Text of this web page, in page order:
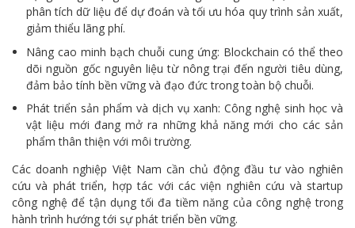
phân tích dữ liệu để dự đoán và tối ưu hóa quy trình sản xuất,
giảm thiểu lãng phí.
Nâng cao minh bạch chuỗi cung ứng: Blockchain có thể theo
dõi nguồn gốc nguyên liệu từ nông trại đến người tiêu dùng,
đảm bảo tính bền vững và đạo đức trong toàn bộ chuỗi.
Phát triển sản phẩm và dịch vụ xanh: Công nghệ sinh học và
vật liệu mới đang mở ra những khả năng mới cho các sản
phẩm thân thiện với môi trường.
Các doanh nghiệp Việt Nam cần chủ động đầu tư vào nghiên
cứu và phát triển, hợp tác với các viện nghiên cứu và startup
công nghệ để tận dụng tối đa tiềm năng của công nghệ trong
hành trình hướng tới sự phát triển bền vững.